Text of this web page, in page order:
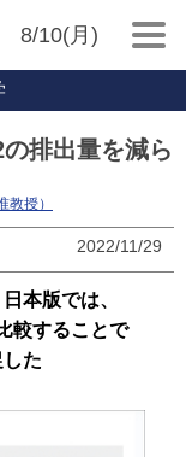
8/10(月)
排出量を減ら
教授）
2022/11/29
本版では、
較することで
た